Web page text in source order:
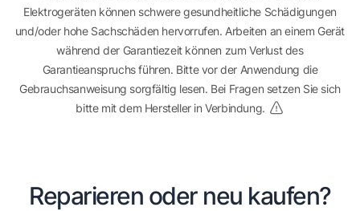
Elektrogeräten können schwere gesundheitliche Schädigungen
und/oder hohe Sachschäden hervorrufen. Arbeiten an einem Gerät
während der Garantiezeit können zum Verlust des
Garantieanspruchs führen. Bitte vor der Anwendung die
Gebrauchsanweisung sorgfältig lesen. Bei Fragen setzen Sie sich
bitte mit dem Hersteller in Verbindung.
Reparieren oder neu kaufen?